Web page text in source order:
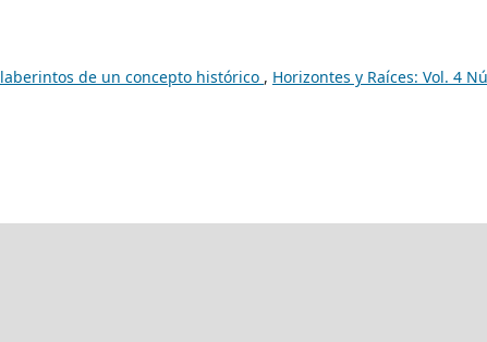
de un concepto histórico , Horizontes y Raíces: Vol. 4